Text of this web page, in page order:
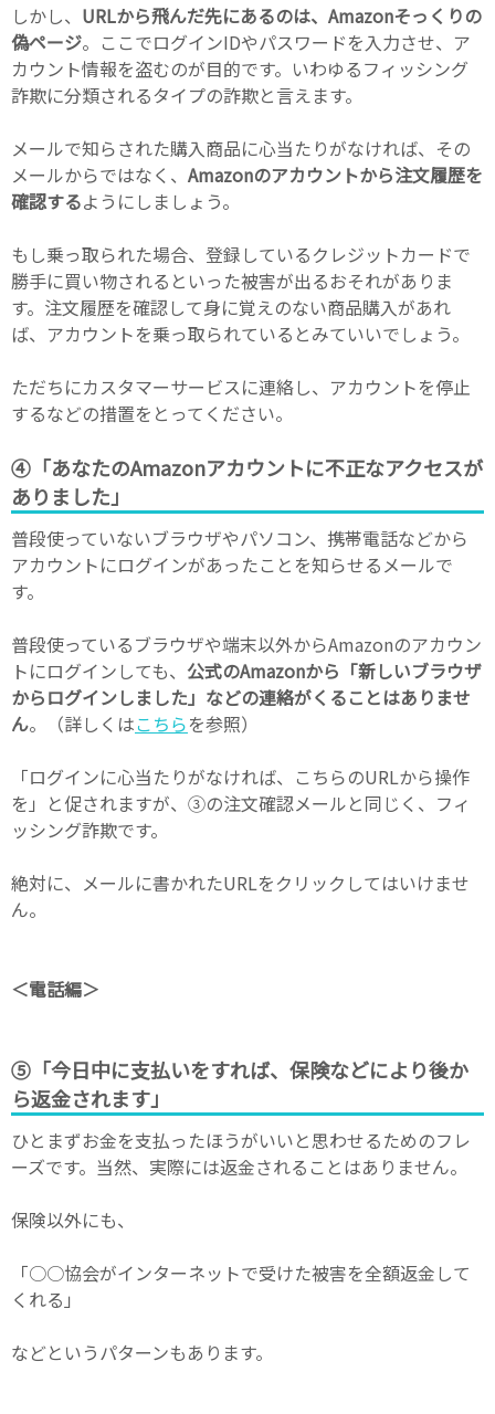
しかし、 URLから飛んだ先にあるのは、Amazonそっくりの
偽ページ。ここでログインIDやパスワードを入力させ、ア
カウント情報を盗むのが目的です。いわゆるフィッシング
詐欺に分類されるタイプの詐欺と言えます。
メールで知らされた購入商品に心当たりがなければ、その
メールからではなく、 Amazonのアカウントから注文履歴を
確認するようにしましょう。
もし乗っ取られた場合、登録しているクレジットカードで
勝手に買い物されるといった被害が出るおそれがありま
す。注文履歴を確認して身に覚えのない商品購入があれ
ば、アカウントを乗っ取られているとみていいでしょう。
ただちにカスタマーサービスに連絡し、アカウントを停止
するなどの措置をとってください。
④「あなたのAmazonアカウントに不正なアクセスが
ありました」
普段使っていないブラウザやパソコン、携帯電話などから
アカウントにログインがあったことを知らせるメールで
す。
普段使っているブラウザや端末以外からAmazonのアカウン
トにログインしても、 公式のAmazonから「新しいブラウザ
からログインしました」などの連絡がくることはありませ
ん。（詳しくはこちらを参照）
「ログインに心当たりがなければ、こちらのURLから操作
を」と促されますが、③の注文確認メールと同じく、フィ
ッシング詐欺です。
絶対に、メールに書かれたURLをクリックしてはいけませ
ん。
＜電話編＞
⑤「今日中に支払いをすれば、保険などにより後か
ら返金されます」
ひとまずお金を支払ったほうがいいと思わせるためのフレ
ーズです。当然、実際には返金されることはありません。
保険以外にも、
「○○協会がインターネットで受けた被害を全額返金して
くれる」
などというパターンもあります。